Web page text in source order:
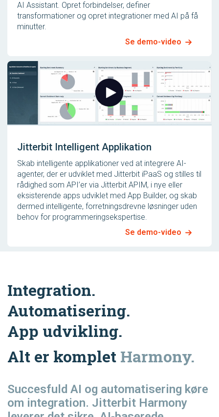
AI Assistant. Opret forbindelser, definer
transformationer og opret integrationer med AI på få
minutter.
Se demo-video
Jitterbit Intelligent Applikation
Skab intelligente applikationer ved at integrere AI-
agenter, der er udviklet med Jitterbit iPaaS og stilles til
rådighed som API’er via Jitterbit APIM, i nye eller
eksisterende apps udviklet med App Builder, og skab
dermed intelligente, forretningsdrevne løsninger uden
behov for programmeringsekspertise.
Se demo-video
Integration.
Automatisering.
App udvikling.
Alt er komplet Harmony.
Succesfuld AI og automatisering køre
om integration. Jitterbit Harmony